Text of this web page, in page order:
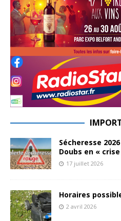
Sécheresse
Doubs en «
17 juillet 2026
Horaires
2 avril 2026